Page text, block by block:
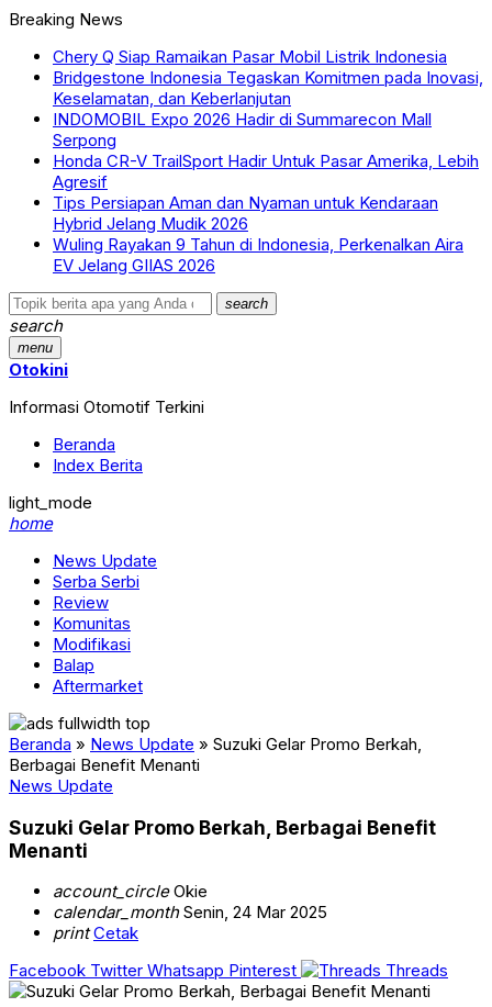
Breaking News
Chery Q Siap Ramaikan Pasar Mobil Listrik Indonesia
Bridgestone Indonesia Tegaskan Komitmen pada Inovasi,
Keselamatan, dan Keberlanjutan
INDOMOBIL Expo 2026 Hadir di Summarecon Mall
Serpong
Honda CR-V TrailSport Hadir Untuk Pasar Amerika, Lebih
Agresif
Tips Persiapan Aman dan Nyaman untuk Kendaraan
Hybrid Jelang Mudik 2026
Wuling Rayakan 9 Tahun di Indonesia, Perkenalkan Aira
EV Jelang GIIAS 2026
search
search
menu
Otokini
Informasi Otomotif Terkini
Beranda
Index Berita
light_mode
home
News Update
Serba Serbi
Review
Komunitas
Modifikasi
Balap
Aftermarket
Beranda » News Update » Suzuki Gelar Promo Berkah,
Berbagai Benefit Menanti
News Update
Suzuki Gelar Promo Berkah, Berbagai Benefit
Menanti
account_circleOkie
calendar_monthSenin, 24 Mar 2025
print Cetak
Facebook Twitter Whatsapp Pinterest Threads